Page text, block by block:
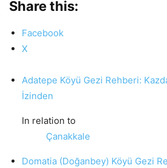
Share this:
Facebook
X
Adatepe Köyü Gezi Rehberi:
İzinden
In relation to
Çanakkale
Domatia (Doğanbey) Köyü Gezi